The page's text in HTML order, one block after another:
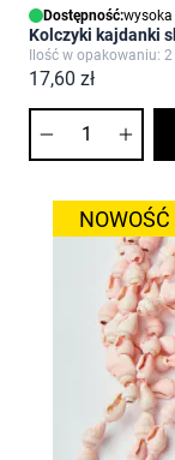
Dostępność:wysoka
Kolczyki kajdanki
Ilość w opakowaniu:
17,60 zł
NOWOŚĆ